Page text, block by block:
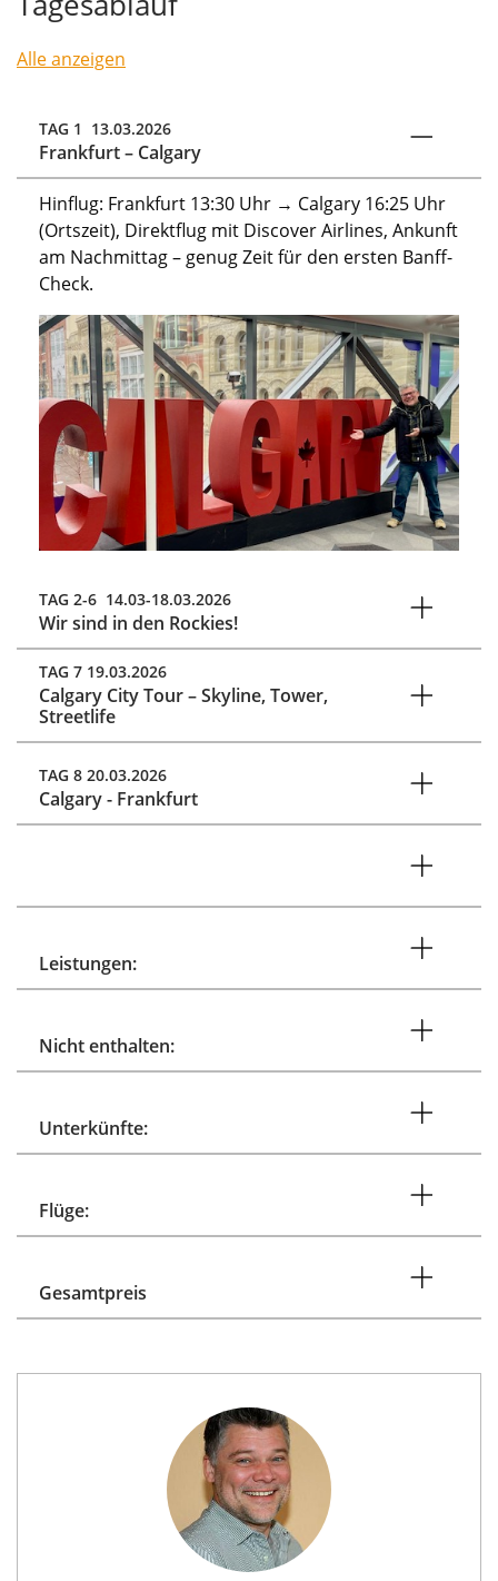
Alle anzeigen
TAG 1 13.03.2026
Frankfurt – Calgary
Hinflug: Frankfurt 13:30 Uhr → Calgary 16:25 Uhr
(Ortszeit), Direktflug mit Discover Airlines, Ankunft
am Nachmittag – genug Zeit für den ersten Banff-
Check.
TAG 2-6 14.03-18.03.2026
Wir sind in den Rockies!
TAG 7 19.03.2026
Calgary City Tour – Skyline, Tower,
Streetlife
TAG 8 20.03.2026
Calgary - Frankfurt
Leistungen:
Nicht enthalten:
Unterkünfte:
Flüge:
Gesamtpreis